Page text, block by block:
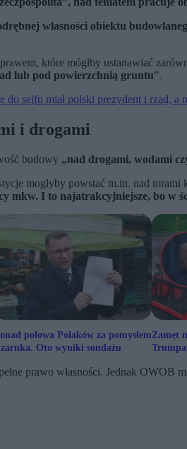
własności obiektu
które mógłby ustanawiać
lub pod powierzchnią gruntu”.
do sejfu miał polski prezydent i rząd, a
i drogami
budowy „nad drogami, wodami
mogłyby powstać m.in. nad
mkw. I to najatrakcyjniejsze, bo w
połowa Polaków za pomysłem
Oto wyniki sondażu
Zamęt
Trumpa
prawo własności. Jednak OWOB